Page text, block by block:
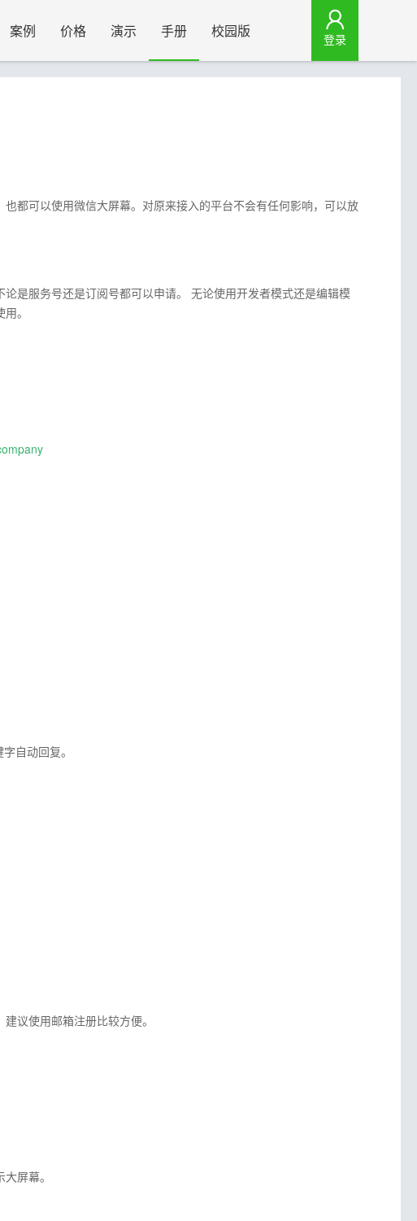
登录
案例 价格 演示 手册 校园版
都可以使用微信大屏幕。对原来接入的平台不会有任何影响，可以放
是服务号还是订阅号都可以申请。 无论使用开发者模式还是编辑模
。
自动回复。
议使用邮箱注册比较方便。
屏幕。